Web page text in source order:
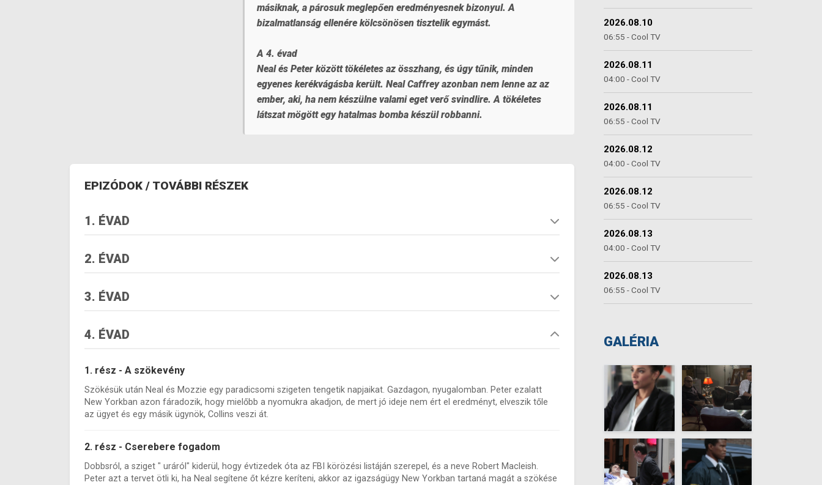
másiknak, a párosuk meglepően eredményesnek bizonyul. A
bizalmatlanság ellenére kölcsönösen tisztelik egymást.
A 4. évad
Neal és Peter között tökéletes az összhang, és úgy tűnik, minden
egyenes kerékvágásba került. Neal Caffrey azonban nem lenne az az
ember, aki, ha nem készülne valami eget verő svindlire. A tökéletes
látszat mögött egy hatalmas bomba készül robbanni.
EPIZÓDOK / TOVÁBBI RÉSZEK
1. ÉVAD
2. ÉVAD
3. ÉVAD
4. ÉVAD
1. rész - A szökevény
Szökésük után Neal és Mozzie egy paradicsomi szigeten tengetik napjaikat. Gazdagon, nyugalomban. Peter ezalatt
New Yorkban azon fáradozik, hogy mielőbb a nyomukra akadjon, de mert jó ideje nem ért el eredményt, elveszik tőle
az ügyet és egy másik ügynök, Collins veszi át.
2. rész - Cserebere fogadom
Dobbsról, a sziget " uráról" kiderül, hogy évtizedek óta az FBI körözési listáján szerepel, és a neve Robert Macleish.
Peter azt a tervet ötli ki, ha Neal segítene őt kézre keríteni, akkor az igazságügy New Yorkban tartaná magát a szökése
2026.08.10
06:55 - Cool TV
2026.08.11
04:00 - Cool TV
2026.08.11
06:55 - Cool TV
2026.08.12
04:00 - Cool TV
2026.08.12
06:55 - Cool TV
2026.08.13
04:00 - Cool TV
2026.08.13
06:55 - Cool TV
GALÉRIA